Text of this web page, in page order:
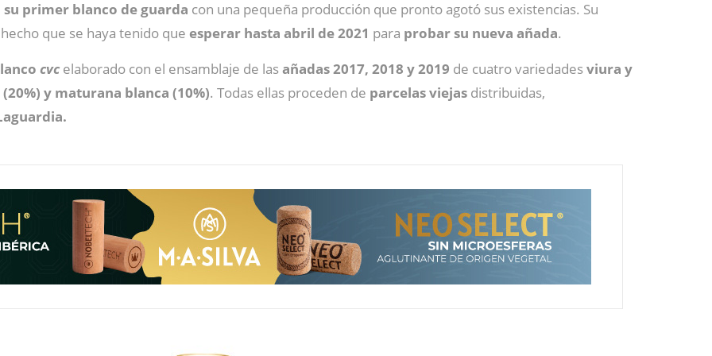
su primer blanco de guarda con una pequeña producción que pronto agotó sus existencias. Su
que se haya tenido que esperar hasta abril de 2021 para probar su nueva añada.
cvc elaborado con el ensamblaje de lasañadas 2017, 2018 y 2019 de cuatro variedadesviura y
y maturana blanca (10%). Todas ellas proceden de parcelas viejas distribuidas,